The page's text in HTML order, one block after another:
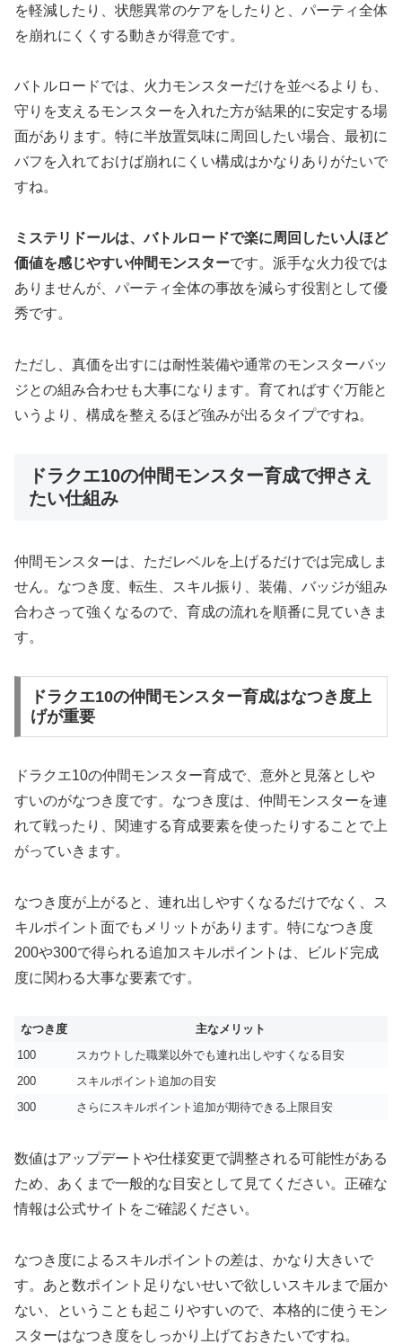
を軽減したり、状態異常のケアをしたりと、パーティ全体
を崩れにくくする動きが得意です。
バトルロードでは、火力モンスターだけを並べるよりも、
守りを支えるモンスターを入れた方が結果的に安定する場
面があります。特に半放置気味に周回したい場合、最初に
バフを入れておけば崩れにくい構成はかなりありがたいで
すね。
ミステリドールは、バトルロードで楽に周回したい人ほど
価値を感じやすい仲間モンスターです。派手な火力役では
ありませんが、パーティ全体の事故を減らす役割として優
秀です。
ただし、真価を出すには耐性装備や通常のモンスターバッ
ジとの組み合わせも大事になります。育てればすぐ万能と
いうより、構成を整えるほど強みが出るタイプですね。
ドラクエ10の仲間モンスター育成で押さえ
たい仕組み
仲間モンスターは、ただレベルを上げるだけでは完成しま
せん。なつき度、転生、スキル振り、装備、バッジが組み
合わさって強くなるので、育成の流れを順番に見ていきま
す。
ドラクエ10の仲間モンスター育成はなつき度上
げが重要
ドラクエ10の仲間モンスター育成で、意外と見落としや
すいのがなつき度です。なつき度は、仲間モンスターを連
れて戦ったり、関連する育成要素を使ったりすることで上
がっていきます。
なつき度が上がると、連れ出しやすくなるだけでなく、ス
キルポイント面でもメリットがあります。特になつき度
200や300で得られる追加スキルポイントは、ビルド完成
度に関わる大事な要素です。
なつき度
主なメリット
100
スカウトした職業以外でも連れ出しやすくなる目安
200
スキルポイント追加の目安
300
さらにスキルポイント追加が期待できる上限目安
数値はアップデートや仕様変更で調整される可能性がある
ため、あくまで一般的な目安として見てください。正確な
情報は公式サイトをご確認ください。
なつき度によるスキルポイントの差は、かなり大きいで
す。あと数ポイント足りないせいで欲しいスキルまで届か
ない、ということも起こりやすいので、本格的に使うモン
スターはなつき度をしっかり上げておきたいですね。